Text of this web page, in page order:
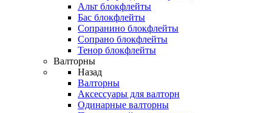
Альт блокфлейты
Бас блокфлейты
Сопранино блокфлейты
Сопрано блокфлейты
Тенор блокфлейты
Валторны
Назад
Валторны
Аксессуары для валторн
Одинарные валторны